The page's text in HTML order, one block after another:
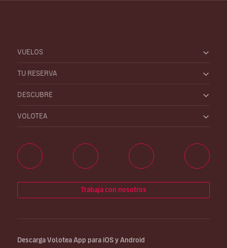
VUELOS
TU RESERVA
DESCUBRE
VOLOTEA
Trabaja con nosotros
Descarga Volotea App para iOS y Android